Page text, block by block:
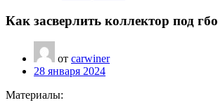
Как засверлить коллектор под гбо
от carwiner
28 января 2024
Материалы: